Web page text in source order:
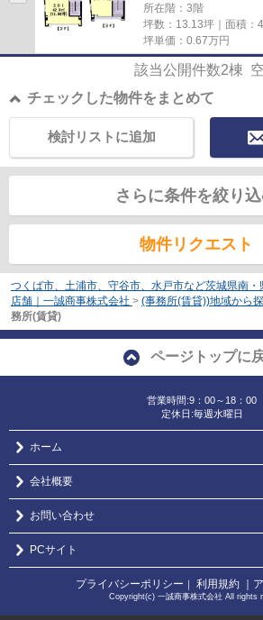
所在階：3階
坪数：13.13坪｜面積：
坪単価： 0.67万円
該当公開件数2棟
チェックした物件をまとめて
検討リストに追加
さらに条件を絞り
物件リクエスト
つくば市、土浦市、守谷市、水戸市など茨城県南
店舗｜一誠商事株式会社 > (事務所(賃貸))地域から
務所(賃貸)
ページトップに
営業時間:9：00～18：00
定休日:毎週水曜日
ホーム
会社概要
お問い合わせ
PCサイト
プライバシーポリシー ｜ 利用規約 ｜
Copyright(c) 一誠商事株式会社 All rights